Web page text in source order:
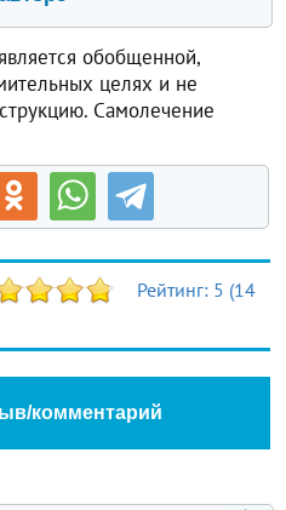
обобщенной,
целях и не
Самолечение
Рейтинг: 5 (14
комментарий